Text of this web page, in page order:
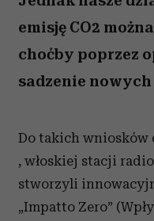
emisję CO2
choćby poprzez
sadzenie nowych
Do takich wniosków
, włoskiej stacji
stworzyli
„Impatto Zero”